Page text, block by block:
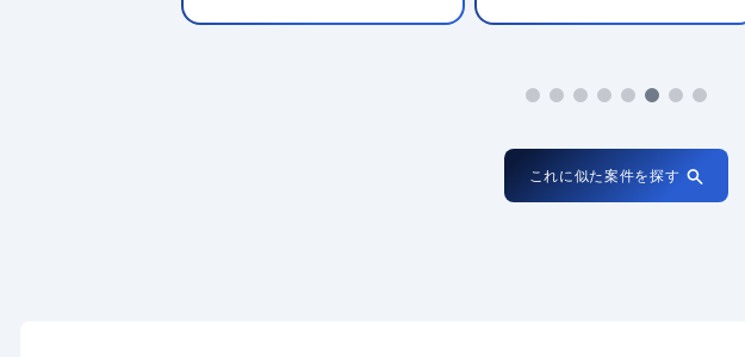
これに似た案件を探す